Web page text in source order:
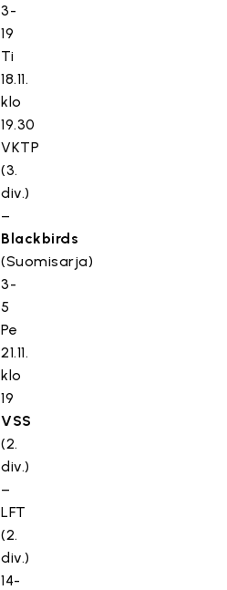
3-
19
Ti
18.11.
klo
19.30
VKTP
(3.
div.)
–
Blackbirds
(Suomisarja)
3-
5
Pe
21.11.
klo
19
VSS
(2.
div.)
–
LFT
(2.
div.)
14-